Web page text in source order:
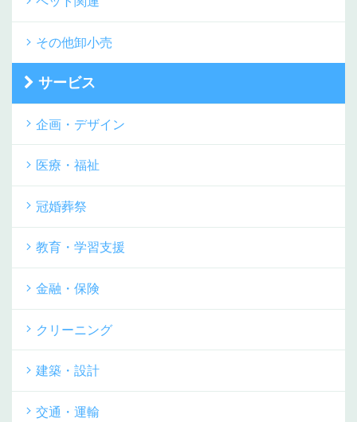
その他卸小売
サービス
企画・デザイン
医療・福祉
冠婚葬祭
教育・学習支援
金融・保険
クリーニング
建築・設計
交通・運輸